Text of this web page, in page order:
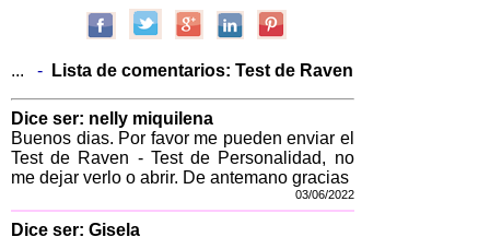
... - Lista de comentarios: Test de Raven
Dice ser: nelly miquilena
Buenos dias. Por favor me pueden enviar el
Test de Raven - Test de Personalidad, no
me dejar verlo o abrir. De antemano gracias
03/06/2022
Dice ser: Gisela